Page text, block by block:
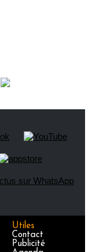
Utiles
Contact
Publicité